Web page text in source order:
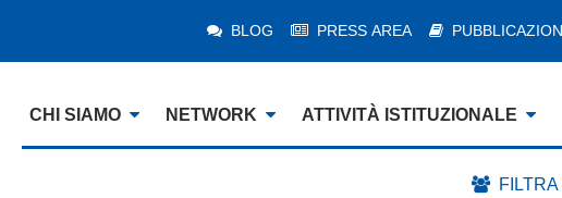
BLOG PRESS AREA
CHI SIAMO NETWORK ATTIVITÀ ISTITUZIONALE